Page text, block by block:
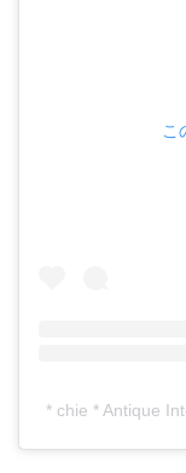
こ
* chie * Antique